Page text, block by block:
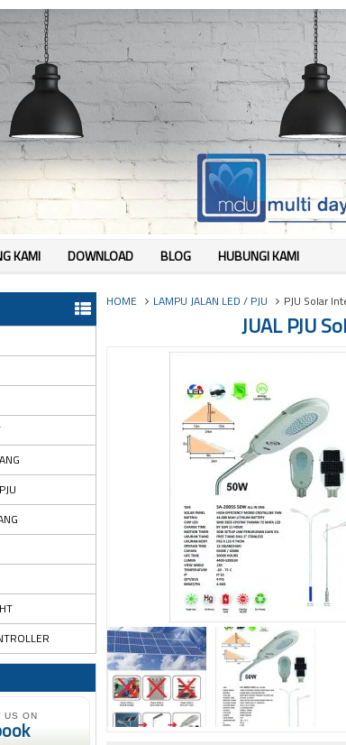
KAMI DOWNLOAD BLOG HUBUNGI KAMI
HOME LAMPU JALAN LED / PJU PJU Solar
JUAL PJU
US ON